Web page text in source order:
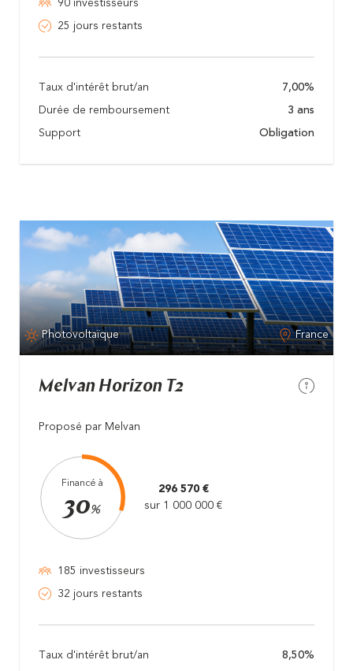
90 investisseurs
25 jours restants
Taux d'intérêt brut/an 7,00%
Durée de remboursement 3 ans
Support Obligation
Photovoltaïque France
Melvan Horizon T2
Proposé par Melvan
Financé à
30%
296 570 €
sur 1 000 000 €
185 investisseurs
32 jours restants
Taux d'intérêt brut/an 8,50%